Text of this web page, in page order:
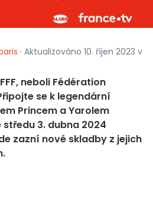
· Aktualizováno 10. říjen 2023 v
neboli Fédération
se k legendární
Princem a Yarolem
3. dubna 2024
zazní nové skladby z jejich